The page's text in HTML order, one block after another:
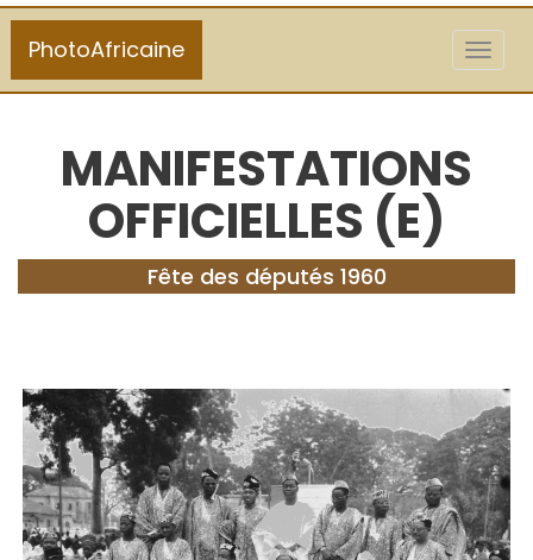
PhotoAfricaine
MANIFESTATIONS
OFFICIELLES (E)
Fête des députés 1960